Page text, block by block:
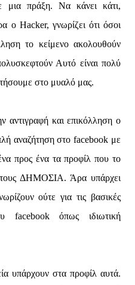
μια πράξη. Να κάνει κάτι,
ο Hacker, γνωρίζει ότι όσοι
το κείμενο ακολουθούν
Αυτό είναι πολύ
στο μυαλό μας.
αντιγραφή και επικόλληση ο
αναζήτηση στο facebook με
προς ένα τα προφίλ που το
τους ΔΗΜΟΣΙΑ. Άρα υπάρχει
ούτε για τις βασικές
facebook όπως ιδιωτική
υπάρχουν στα προφίλ αυτά.